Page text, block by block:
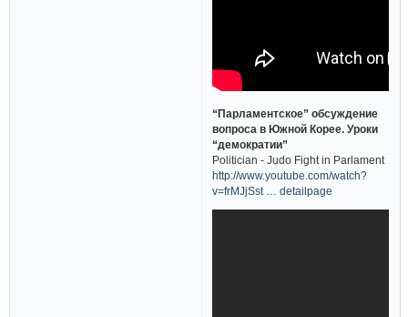
“Парламентское” обсуждение
вопроса в Южной Корее. Уроки
“демократии”
Politician - Judo Fight in Parlament
http://www.youtube.com/watch?
v=frMJjSst … detailpage